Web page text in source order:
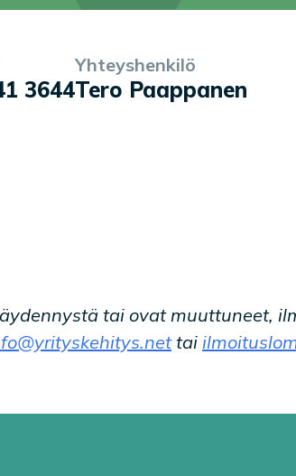
3644
Yhteyshenkilö
Tero Paappanen
tai ovat muuttuneet,
tai